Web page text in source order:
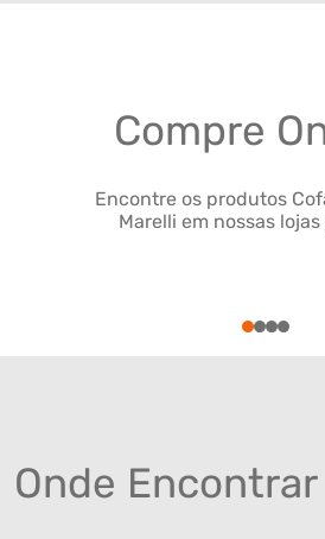
Compre
Encontre os produtos
Marelli em nossas
1234
Onde Encontrar